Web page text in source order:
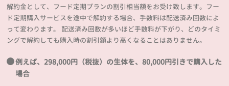
解約金として、フード定期プランの割引相当額をお受け致します。フー
ド定期購入サービスを途中で解約する場合、手数料は配送済み回数によ
って変わります。 配送済み回数が多いほど手数料が下がり、どのタイミ
ングで解約しても購入時の割引額より高くなることはありません。
例えば、298,000円（税抜）の生体を、80,000円引きで購入した
場合